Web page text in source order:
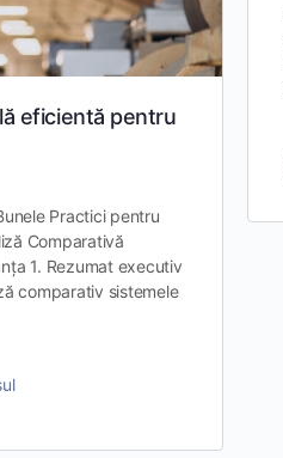
eficientă pentru
Practici pentru
Comparativă
1. Rezumat executiv
comparativ sistemele